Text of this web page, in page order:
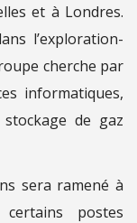
et à Londres.
l’exploration-
cherche par
informatiques,
de gaz
sera ramené à
postes